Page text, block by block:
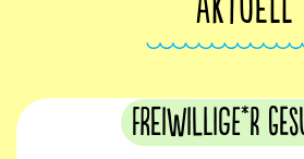
Freiwillige*r